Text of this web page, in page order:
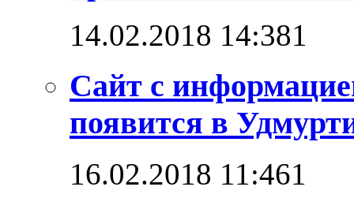
14.02.2018 14:381
Сайт с
появится в
16.02.2018 11:461